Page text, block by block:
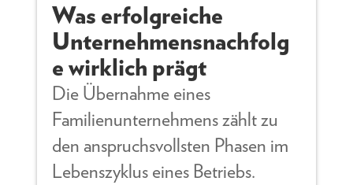
Was erfolgreiche
Unternehmensnachfolg
e wirklich prägt
Die Übernahme eines
Familienunternehmens zählt zu
den anspruchsvollsten Phasen im
Lebenszyklus eines Betriebs.